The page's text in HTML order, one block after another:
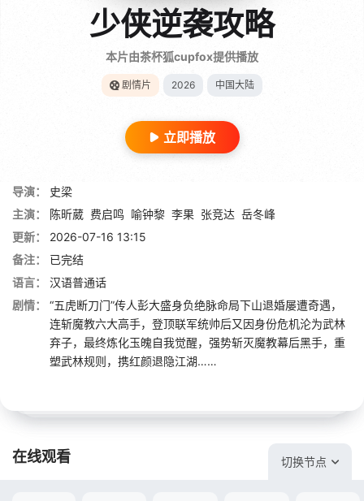
少侠逆袭攻略
本片由茶杯狐cupfox提供播放
剧情片 2026 中国大陆
立即播放
导演：
史梁
主演：
陈昕葳 费启鸣 喻钟黎 李果 张竞达 岳冬峰
更新：
2026-07-16 13:15
备注：
已完结
语言：
汉语普通话
剧情：
“五虎断刀门”传人彭大盛身负绝脉命局下山退婚屡遭奇遇，
连斩魔教六大高手，登顶联军统帅后又因身份危机沦为武林
弃子，最终炼化玉魄自我觉醒，强势斩灭魔教幕后黑手，重
塑武林规则，携红颜退隐江湖……
在线观看 切换节点